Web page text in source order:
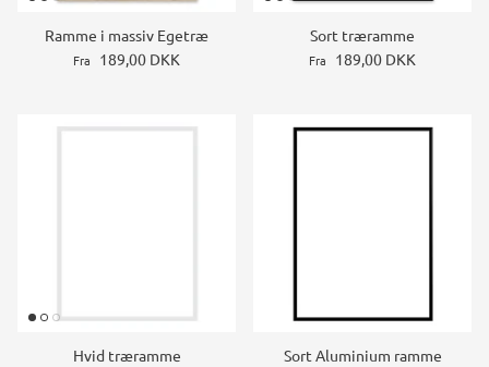
Ramme i massiv Egetræ
Fra 189,00 DKK
Sort træramme
Fra 189,00 DKK
Hvid træramme Sort Aluminium ramme